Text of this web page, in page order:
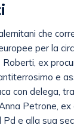
che
per la
Roberti, ex
e
con delega,
Petrone, ex
Pd e alla sua